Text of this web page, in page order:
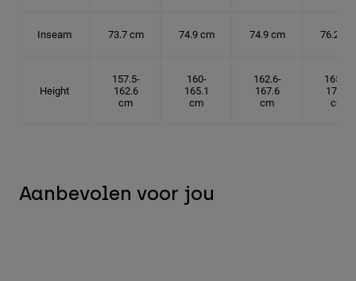
Inseam 73.7 cm 74.9 cm 74.9 cm 76.2 cm
Height
157.5-
162.6
cm
160-
165.1
cm
162.6-
167.6
cm
165.1-
172.7
cm
Aanbevolen voor jou